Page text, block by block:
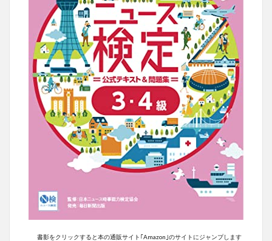
書影をクリックすると本の通販サイト｢Amazon｣のサイトにジャンプします